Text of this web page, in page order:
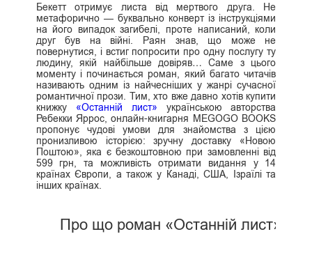
Бекетт отримує листа від мертвого друга. Не
метафорично — буквально конверт із інструкціями
на його випадок загибелі, проте написаний, коли
друг був на війні. Раян знав, що може не
повернутися, і встиг попросити про одну послугу ту
людину, якій найбільше довіряв… Саме з цього
моменту і починається роман, який багато читачів
називають одним із найчесніших у жанрі сучасної
романтичної прози. Тим, хто вже давно хотів купити
книжку «Останній лист» українською авторства
Ребекки Яррос, онлайн-книгарня MEGOGO BOOKS
пропонує чудові умови для знайомства з цією
пронизливою історією: зручну доставку «Новою
Поштою», яка є безкоштовною при замовленні від
599 грн, та можливість отримати видання у 14
країнах Європи, а також у Канаді, США, Ізраїлі та
інших країнах.
Про що роман «Останній лист»